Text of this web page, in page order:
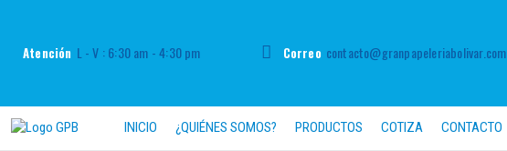
Atención L - V : 6:30 am - 4:30 pm Correo contacto@granpapeleriabolivar.com
INICIO ¿QUIÉNES SOMOS? PRODUCTOS COTIZA CONTACTO